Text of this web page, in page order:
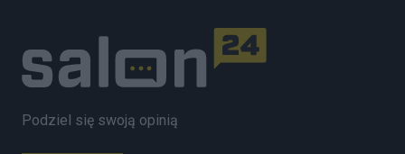
Podziel się swoją opinią